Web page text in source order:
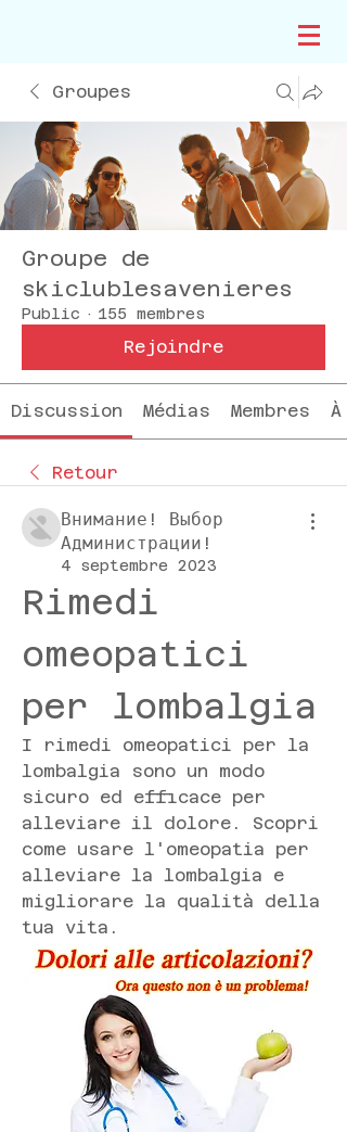
Groupes
Groupe de
skiclublesavenieres
Public · 155 membres
Rejoindre
Discussion Médias Membres
Retour
Внимание! Выбор
Администрации!
4 septembre 2023
Rimedi
omeopatici
per lombalgia
I rimedi omeopatici per la
lombalgia sono un modo
sicuro ed efficace per
alleviare il dolore. Scopri
come usare l'omeopatia per
alleviare la lombalgia e
migliorare la qualità della
tua vita.